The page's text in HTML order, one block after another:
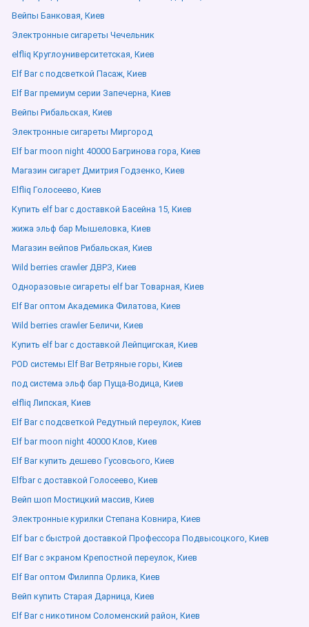
Вейпы Банковая, Киев
Электронные сигареты Чечельник
elfliq Круглоуниверситетская, Киев
Elf Bar с подсветкой Пасаж, Киев
Elf Bar премиум серии Запечерна, Киев
Вейпы Рибальская, Киев
Электронные сигареты Миргород
Elf bar moon night 40000 Багринова гора, Киев
Магазин сигарет Дмитрия Годзенко, Киев
Elfliq Голосеево, Киев
Купить elf bar с доставкой Басейна 15, Киев
жижа эльф бар Мышеловка, Киев
Магазин вейпов Рибальская, Киев
Wild berries crawler ДВРЗ, Киев
Одноразовые сигареты elf bar Товарная, Киев
Elf Bar оптом Академика Филатова, Киев
Wild berries crawler Беличи, Киев
Купить elf bar с доставкой Лейпцигская, Киев
POD системы Elf Bar Ветряные горы, Киев
под система эльф бар Пуща-Водица, Киев
elfliq Липская, Киев
Elf Bar с подсветкой Редутный переулок, Киев
Elf bar moon night 40000 Клов, Киев
Elf Bar купить дешево Гусовсього, Киев
Elfbar с доставкой Голосеево, Киев
Вейп шоп Мостицкий массив, Киев
Электронные курилки Степана Ковнира, Киев
Elf bar с быстрой доставкой Профессора Подвысоцкого, Киев
Elf Bar с экраном Крепостной переулок, Киев
Elf Bar оптом Филиппа Орлика, Киев
Вейп купить Старая Дарница, Киев
Elf Bar с никотином Соломенский район, Киев